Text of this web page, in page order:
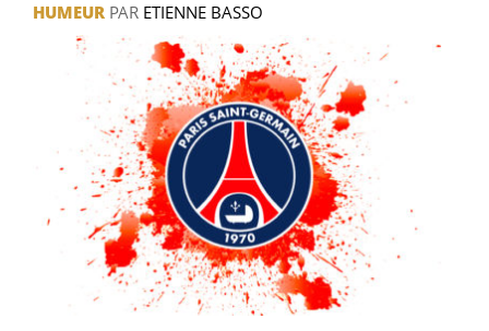
HUMEUR PAR ETIENNE BASSO